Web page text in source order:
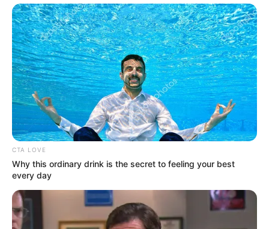
Demain nous
appartient :
Nordine bientôt
papa ? Youcef Agal
annonce une
CTA LOVE
Why this ordinary drink is the secret to feeling your best
every day